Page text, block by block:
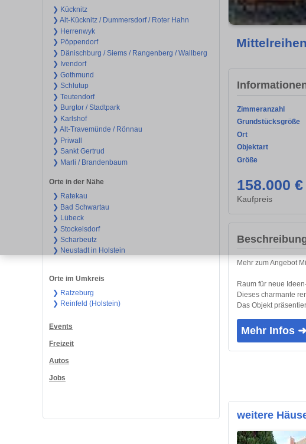
❯ Kücknitz
❯ Alt-Kücknitz / Dummersdorf / Roter Hahn
❯ Herrenwyk
❯ Pöppendorf
❯ Dänischburg / Siems / Rangenberg / Wallberg
❯ Ivendorf
❯ Gothmund
❯ Schlutup
❯ Teutendorf
❯ Burgtor / Stadtpark
❯ Karlshof
❯ Alt-Travemünde / Rönnau
❯ Priwall
❯ Sankt Gertrud
❯ Marli / Brandenbaum
Orte in der Nähe
❯ Ratekau
❯ Bad Schwartau
❯ Lübeck
❯ Stockelsdorf
❯ Scharbeutz
❯ Neustadt in Holstein
Orte im Umkreis
❯ Ratzeburg
❯ Reinfeld (Holstein)
Events
Freizeit
Autos
Jobs
Zimmeranzahl
Grundstücksgröße
Ort
Objektart
Größe
158.000 €
Kaufpreis
Mehr zum Angebot
Raum für neue
Dieses charmante
Das Objekt
Mehr Infos ➜
weitere